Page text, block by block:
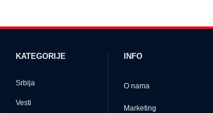
KATEGORIJE
Srbija
Vesti
INFO
O nama
Marketing